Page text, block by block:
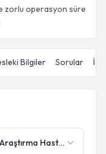
zorlu operasyon süre
Bilgiler Sorular
Hastanesi,